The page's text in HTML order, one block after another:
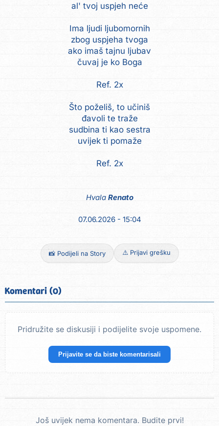
al' tvoj uspjeh neće
Ima ljudi ljubomornih
zbog uspjeha tvoga
ako imaš tajnu ljubav
čuvaj je ko Boga
Ref. 2x
Što poželiš, to učiniš
đavoli te traže
sudbina ti kao sestra
uvijek ti pomaže
Ref. 2x
Hvala Renato
07.06.2026 - 15:04
📸 Podijeli na Story ⚠️ Prijavi grešku
Komentari (0)
Pridružite se diskusiji i podijelite svoje uspomene.
Prijavite se da biste komentarisali
Još uvijek nema komentara. Budite prvi!